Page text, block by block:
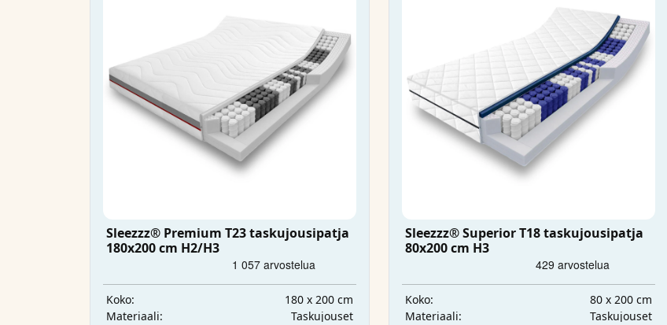
Sleezzz® Premium T23 taskujousipatja
180x200 cm H2/H3
Koko:
180 x 200 cm
Materiaali:
Taskujouset
Sleezzz® Superior T18 taskujousipatja
80x200 cm H3
Koko:
80 x 200 cm
Materiaali:
Taskujouset